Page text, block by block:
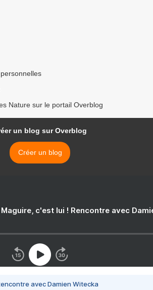
Nature sur le portail Overblog
un blog sur Overblog
Créer un blog
c'est lui ! Rencontre avec
avec Damien Witecka